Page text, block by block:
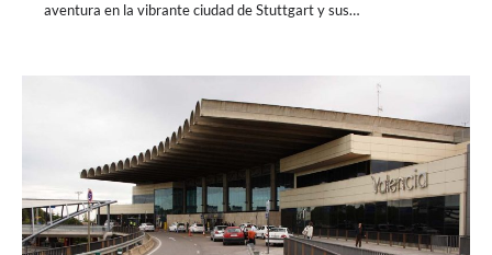
aventura en la vibrante ciudad de Stuttgart y sus…